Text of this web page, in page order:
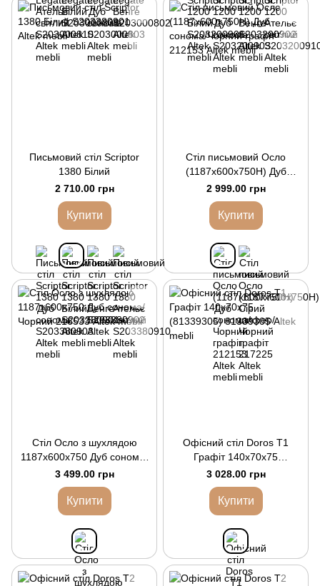
Письмовий стіл Scriptor
1380 Білий
2 710.00 грн
Купити
Стіл письмовий Осло
(1187х600х750Н) Дуб
сонома/Чорний графіт
2 999.00 грн
Купити
Стіл Осло з шухлядою
1187х600х750 Дуб сонома/
Чорний
3 499.00 грн
Купити
Офісний стіл Doros Т1
Графіт 140х70х75
(81339305)
3 028.00 грн
Купити